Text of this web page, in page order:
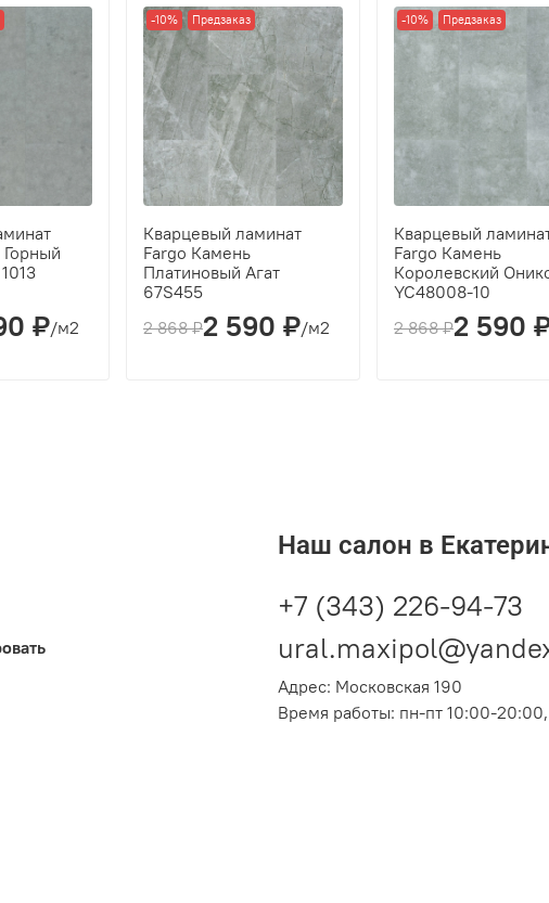
₽/м2
-10% Предзаказ
Кварцевый ламинат
Fargo Камень
Платиновый Агат
67S455
2 868 ₽2 590 ₽/м2
-10% Предзаказ
Кварцевый
Fargo Камень
Королевский
YC48008-10
2 868 ₽2 590
Наш салон в
+7 (343) 226-94-73
Адрес: Московская 190
Время работы: пн-пт 10:00-